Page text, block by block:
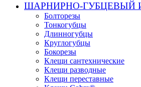
ШАРНИРНО-ГУБЦЕВЫЙ
Болторезы
Тонкогубцы
Длинногубцы
Круглогубцы
Бокорезы
Клещи сантехнические
Клещи разводные
Клещи переставные